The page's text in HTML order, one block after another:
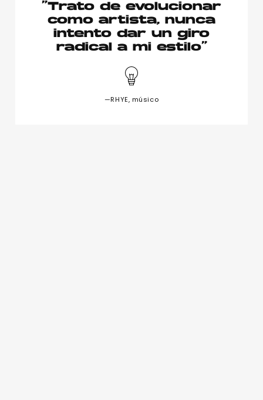
“Trato de evolucionar
como artista, nunca
intento dar un giro
radical a mi estilo”
—RHYE, músico